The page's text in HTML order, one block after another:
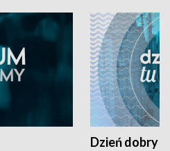
Dzień dobry